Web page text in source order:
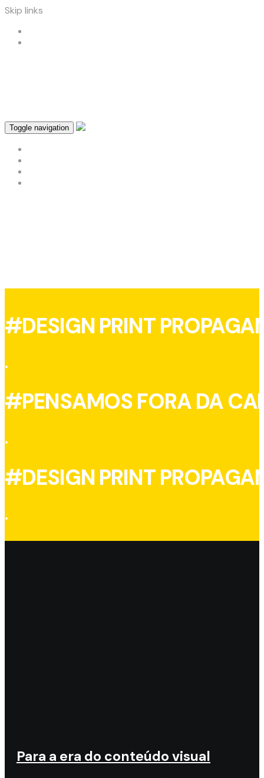
Skip links
Toggle navigation
#DESIGN PRINT
.
#PENSAMOS FORA DA
.
#DESIGN PRINT
.
Para a era do conteúdo visual